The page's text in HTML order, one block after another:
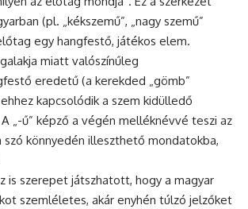
(pl. „kékszemű”, „nagy szemű”
egy hangfestő, játékos elem.
miatt valószínűleg
eredetű (a kerekded „gömb”
kapcsolódik a szem kidülledő
„-ű” képző a végén melléknévvé teszi az
könnyedén illeszthető mondatokba,
is szerepet játszhatott, hogy a magyar
szemléletes, akár enyhén túlzó jelzőket